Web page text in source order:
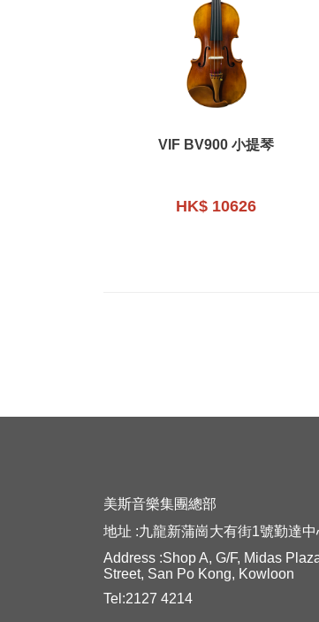
VIF BV900 小提琴
HK$ 10626
美斯音樂集團總部
地址 :九龍新蒲崗大有街1號勤達
Address :Shop A, G/F, Midas
Street, San Po Kong, Kowloon
Tel:2127 4214